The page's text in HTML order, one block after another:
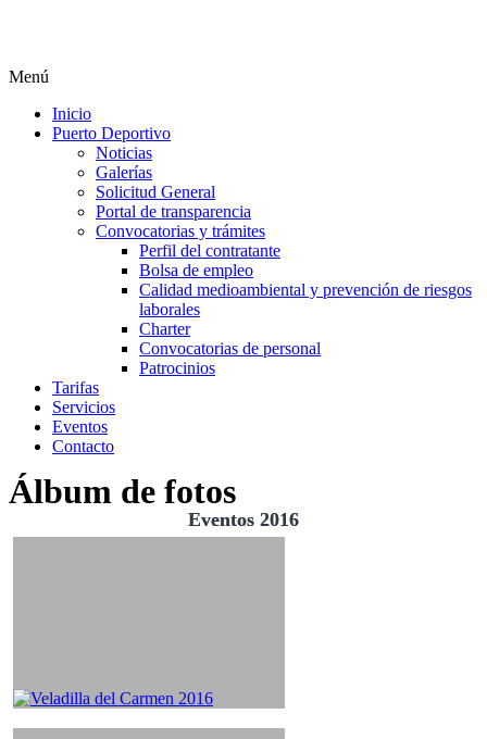
Menú
Inicio
Puerto Deportivo
Noticias
Galerías
Solicitud General
Portal de transparencia
Convocatorias y trámites
Perfil del contratante
Bolsa de empleo
Calidad medioambiental y prevención de riesgos
laborales
Charter
Convocatorias de personal
Patrocinios
Tarifas
Servicios
Eventos
Contacto
Álbum de fotos
Eventos 2016